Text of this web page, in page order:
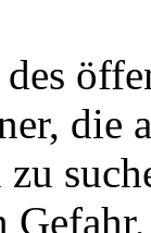
die